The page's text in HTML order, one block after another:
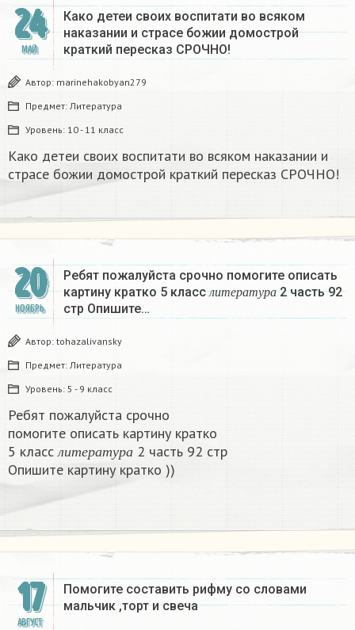
24
МАЙ
Како детеи своих воспитати во всяком
наказании и страсе божии домострой
краткий пересказ СРОЧНО!
Автор: marinehakobyan279
Предмет: Литература
Уровень: 10 - 11 класс
Како детеи своих воспитати во всяком наказании и
страсе божии домострой краткий пересказ СРОЧНО!
20
НОЯБРЬ
Ребят пожалуйста срочно помогите описать
картину кратко 5 классл и т е р а т у р а
а
2 часть 92
стр Опишите…
Автор: tohazalivansky
Предмет: Литература
Уровень: 5 - 9 класс
Ребят пожалуйста срочно
помогите описать картину кратко
5 классл и т е р а т у р а
л итерат ур а 2 часть 92 стр
Опишите картину кратко ))
17
АВГУСТ
Помогите составить рифму со словами
мальчик ,торт и свеча